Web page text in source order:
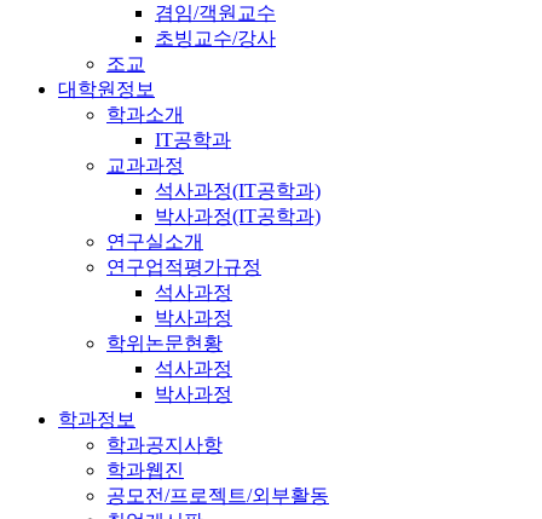
겸임/객원교수
초빙교수/강사
조교
대학원정보
학과소개
IT공학과
교과과정
석사과정(IT공학과)
박사과정(IT공학과)
연구실소개
연구업적평가규정
석사과정
박사과정
학위논문현황
석사과정
박사과정
학과정보
학과공지사항
학과웹진
공모전/프로젝트/외부활동